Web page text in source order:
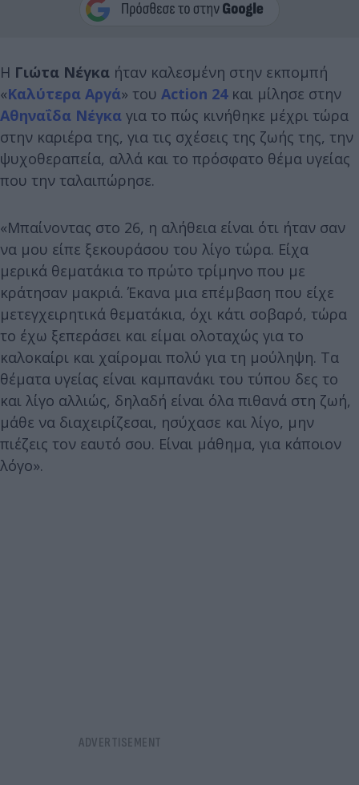
Η Γιώτα Νέγκα ήταν καλεσμένη στην εκπομπή
«Καλύτερα Αργά» του Action 24και μίλησε στην
Αθηναΐδα Νέγκα για το πώς κινήθηκε μέχρι τώρα
στην καριέρα της, για τις σχέσεις της ζωής της, την
ψυχοθεραπεία, αλλά και το πρόσφατο θέμα υγείας
που την ταλαιπώρησε.
«Μπαίνοντας στο 26, η αλήθεια είναι ότι ήταν σαν
να μου είπε ξεκουράσου του λίγο τώρα. Είχα
μερικά θεματάκια το πρώτο τρίμηνο που με
κράτησαν μακριά. Έκανα μια επέμβαση που είχε
μετεγχειρητικά θεματάκια, όχι κάτι σοβαρό, τώρα
το έχω ξεπεράσει και είμαι ολοταχώς για το
καλοκαίρι και χαίρομαι πολύ για τη μούληψη. Τα
θέματα υγείας είναι καμπανάκι του τύπου δες το
και λίγο αλλιώς, δηλαδή είναι όλα πιθανά στη ζωή,
μάθε να διαχειρίζεσαι, ησύχασε και λίγο, μην
πιέζεις τον εαυτό σου. Είναι μάθημα, για κάποιον
λόγο».